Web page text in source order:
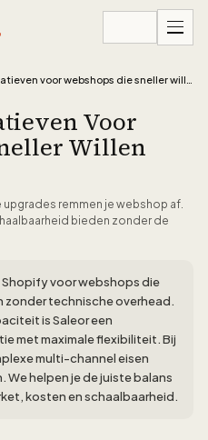
Voor
Willen
remmen je webshop af.
bieden zonder de
Shopify voor webshops die
zonder technische overhead.
is Saleor een
met maximale flexibiliteit. Bij
multi-channel eisen
We helpen je de juiste balans
kosten en schaalbaarheid.